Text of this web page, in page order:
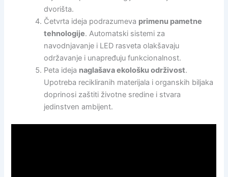
dvorišta.
Četvrta ideja podrazumeva primenu pametne
tehnologije. Automatski sistemi za
navodnjavanje i LED rasveta olakšavaju
održavanje i unapređuju funkcionalnost.
Peta ideja naglašava ekološku održivost.
Upotreba recikliranih materijala i organskih biljaka
doprinosi zaštiti životne sredine i stvara
jedinstven ambijent.